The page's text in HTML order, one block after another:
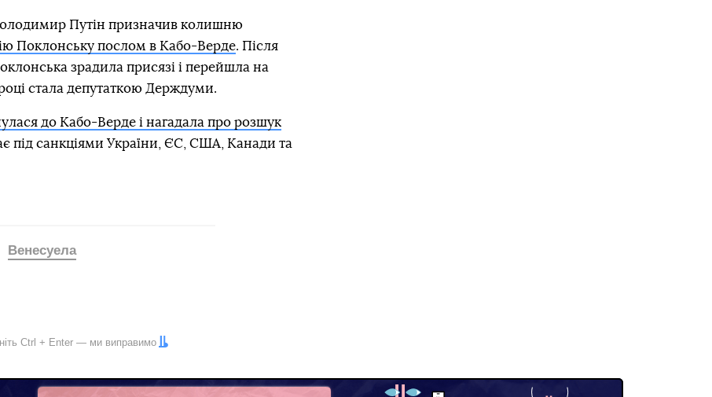
Путін призначив колишню
Поклонську послом в Кабо-Верде. Після
зрадила присязі і перейшла на
стала депутаткою Держдуми.
до Кабо-Верде і нагадала про розшук
під санкціями України, ЄС, США, Канади та
Венесуела
Ctrl + Enter — ми виправимо